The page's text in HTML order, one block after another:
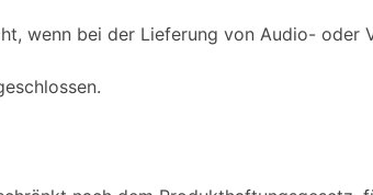
wenn bei der Lieferung von Audio-